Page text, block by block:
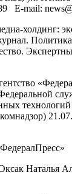
E-mail:
холдинг:
Наталья